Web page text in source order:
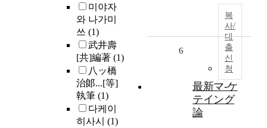
미야자
와 나가미
쓰 (1)
武井壽
[共]編著 (1)
八ッ橋
治郞...[等]
執筆 (1)
다케이
히사시 (1)
복
사/
대
출
신
청
6
最新マ-ケ
テイング
論